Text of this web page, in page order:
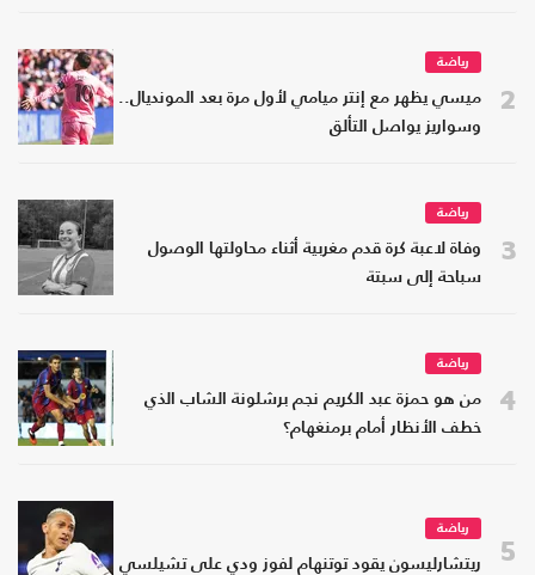
2
رياضة
ميسي يظهر مع إنتر ميامي لأول مرة بعد المونديال..
وسواريز يواصل التألق
3
رياضة
وفاة لاعبة كرة قدم مغربية أثناء محاولتها الوصول
سباحة إلى سبتة
4
رياضة
من هو حمزة عبد الكريم نجم برشلونة الشاب الذي
خطف الأنظار أمام برمنغهام؟
5
رياضة
ريتشارليسون يقود توتنهام لفوز ودي على تشيلسي